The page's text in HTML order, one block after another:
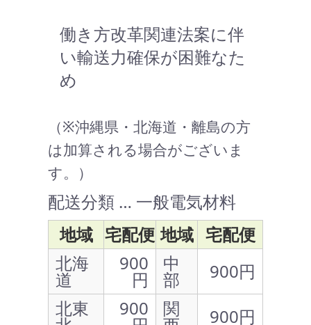
働き方改革関連法案に伴
い輸送力確保が困難なた
め
（※沖縄県・北海道・離島の方
は加算される場合がございま
す。）
配送分類 … 一般電気材料
地域 宅配便 地域 宅配便
北海
道
900
円
中
部
900円
北東
900 関
900円